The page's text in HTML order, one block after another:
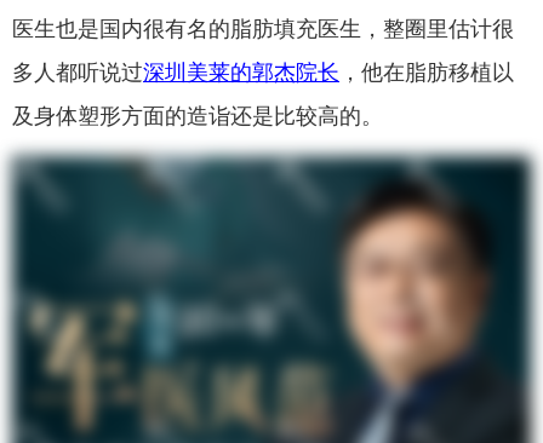
医生也是国内很有名的脂肪填充医生，整圈里估计很
多人都听说过深圳美莱的郭杰院长 ，他在脂肪移植以
及身体塑形方面的造诣还是比较高的。